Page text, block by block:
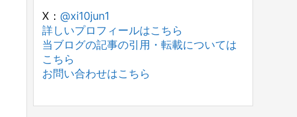
X： @xi10jun1
詳しいプロフィールはこちら
当ブログの記事の引用・転載については
こちら
お問い合わせはこちら